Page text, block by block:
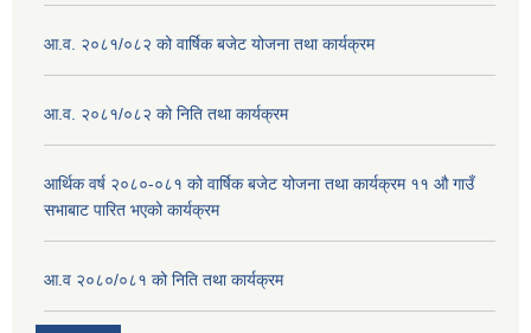
आ.व. २०८१/०८२ को वार्षिक बजेट योजना तथा कार्यक्रम
आ.व. २०८१/०८२ को निति तथा कार्यक्रम
आर्थिक वर्ष २०८०-०८१ को वार्षिक बजेट योजना तथा कार्यक्रम ११ औ गाउँ
सभाबाट पारित भएको कार्यक्रम
आ.व २०८०/०८१ को निति तथा कार्यक्रम